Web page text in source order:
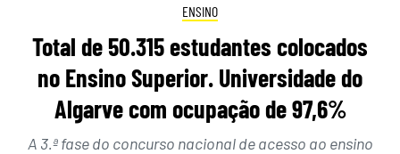
ENSINO
Total de 50.315 estudantes colocados
no Ensino Superior. Universidade do
Algarve com ocupação de 97,6%
A 3.ª fase do concurso nacional de acesso ao ensino